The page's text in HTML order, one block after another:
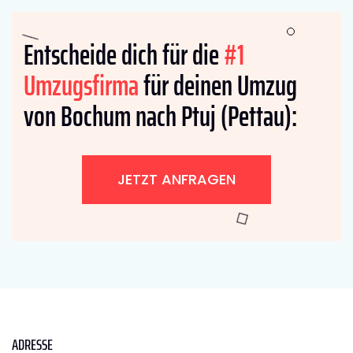
Entscheide dich für die#1
Umzugsfirmafür deinen Umzug
von Bochum nach Ptuj (Pettau):
JETZT ANFRAGEN
ADRESSE